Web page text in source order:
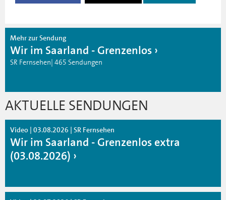
Mehr zur Sendung
Wir im Saarland - Grenzenlos
SR Fernsehen| 465 Sendungen
AKTUELLE SENDUNGEN
Video | 03.08.2026 | SR Fernsehen
Wir im Saarland - Grenzenlos extra
(03.08.2026)